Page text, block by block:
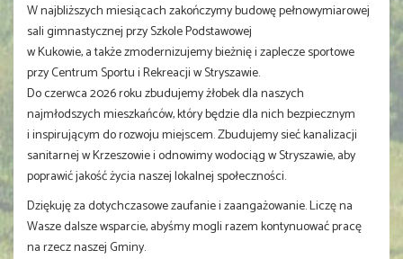
W najbliższych miesiącach zakończymy budowę pełnowymiarowej
sali gimnastycznej przy Szkole Podstawowej
w Kukowie, a także zmodernizujemy bieżnię i zaplecze sportowe
przy Centrum Sportu i Rekreacji w Stryszawie.
Do czerwca 2026 roku zbudujemy żłobek dla naszych
najmłodszych mieszkańców, który będzie dla nich bezpiecznym
i inspirującym do rozwoju miejscem. Zbudujemy sieć kanalizacji
sanitarnej w Krzeszowie i odnowimy wodociąg w Stryszawie, aby
poprawić jakość życia naszej lokalnej społeczności.
Dziękuję za dotychczasowe zaufanie i zaangażowanie. Liczę na
Wasze dalsze wsparcie, abyśmy mogli razem kontynuować pracę
na rzecz naszej Gminy.